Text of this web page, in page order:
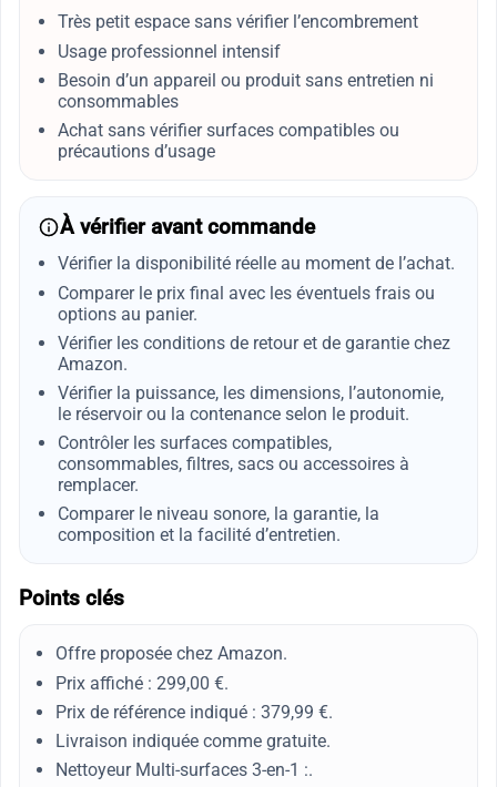
Très petit espace sans vérifier l’encombrement
Usage professionnel intensif
Besoin d’un appareil ou produit sans entretien ni
consommables
Achat sans vérifier surfaces compatibles ou
précautions d’usage
À vérifier avant commande
Vérifier la disponibilité réelle au moment de l’achat.
Comparer le prix final avec les éventuels frais ou
options au panier.
Vérifier les conditions de retour et de garantie chez
Amazon.
Vérifier la puissance, les dimensions, l’autonomie,
le réservoir ou la contenance selon le produit.
Contrôler les surfaces compatibles,
consommables, filtres, sacs ou accessoires à
remplacer.
Comparer le niveau sonore, la garantie, la
composition et la facilité d’entretien.
Points clés
Offre proposée chez Amazon.
Prix affiché : 299,00 €.
Prix de référence indiqué : 379,99 €.
Livraison indiquée comme gratuite.
Nettoyeur Multi-surfaces 3-en-1 :.